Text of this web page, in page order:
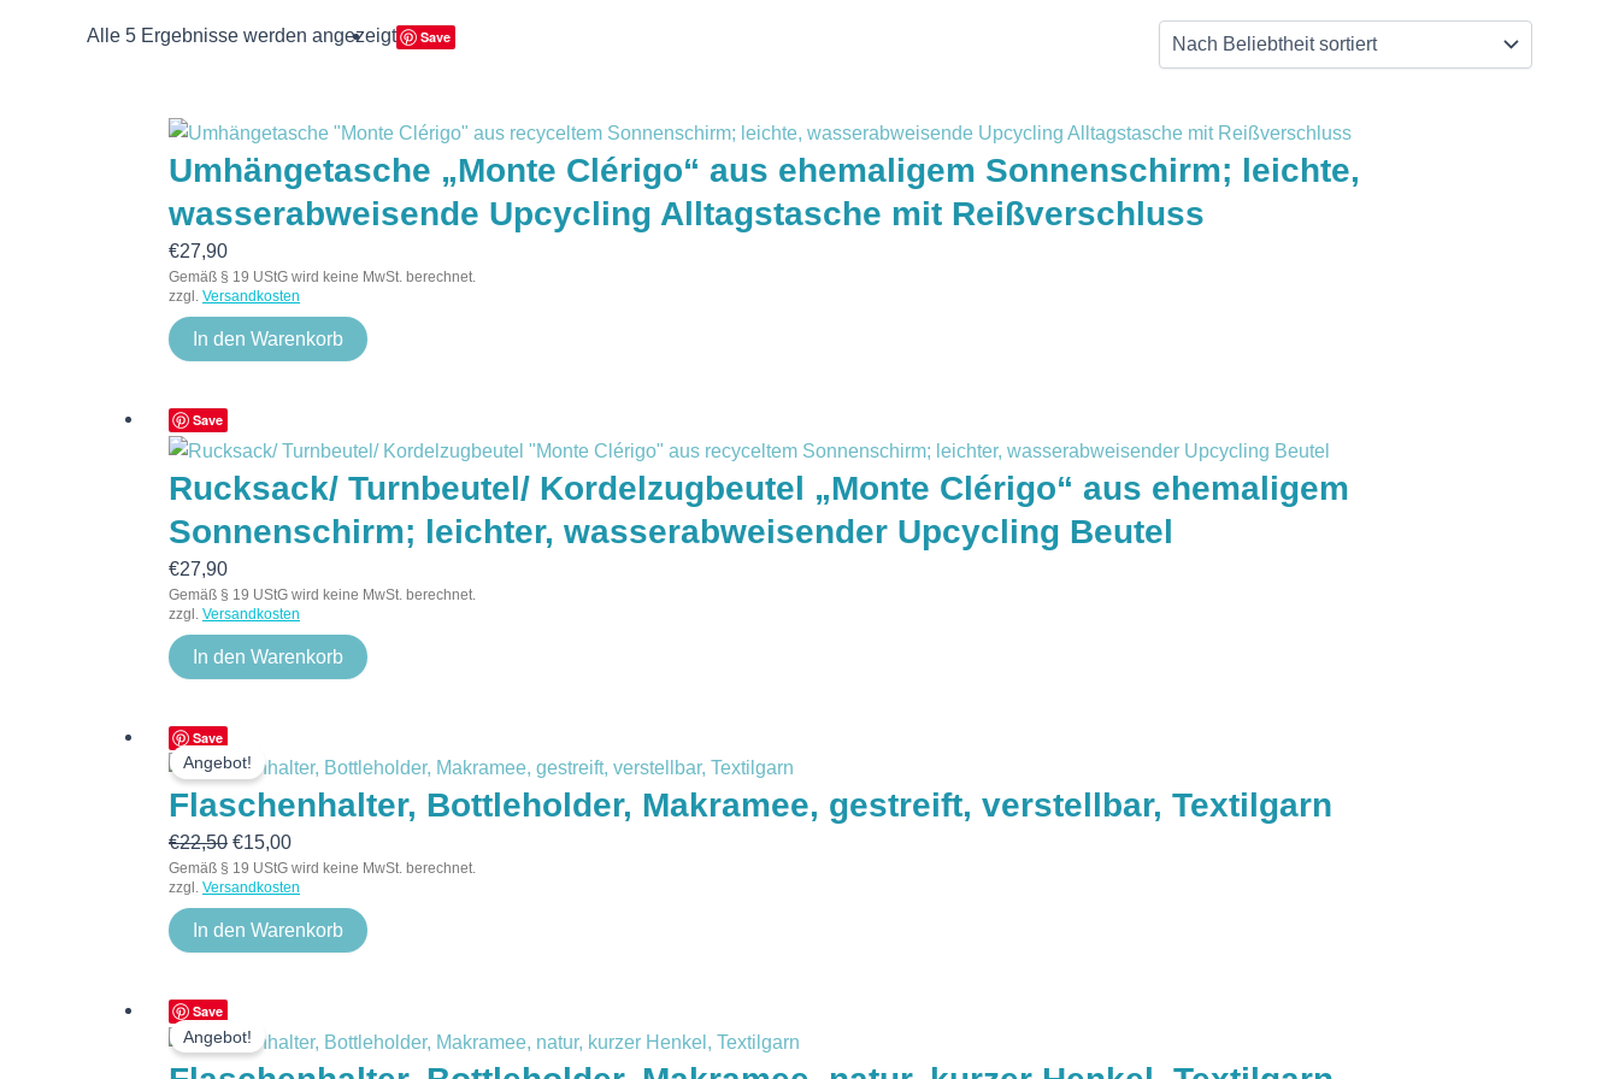
Alle 5 Ergebnisse werden angezeigt Save
Umhängetasche „Monte Clérigo“ aus ehemaligem Sonnenschirm; leichte,
wasserabweisende Upcycling Alltagstasche mit Reißverschluss
€27,90
Gemäß § 19 UStG wird keine MwSt. berechnet.
zzgl. Versandkosten
In den Warenkorb
Save
Rucksack/ Turnbeutel/ Kordelzugbeutel „Monte Clérigo“ aus ehemaligem
Sonnenschirm; leichter, wasserabweisender Upcycling Beutel
€27,90
Gemäß § 19 UStG wird keine MwSt. berechnet.
zzgl. Versandkosten
In den Warenkorb
Save
Angebot!
Flaschenhalter, Bottleholder, Makramee, gestreift, verstellbar, Textilgarn
€22,50
Preis
war:
€15,00
Preis
ist:
Gemäß § 19 UStG wird keine MwSt. berechnet.
zzgl. Versandkosten
In den Warenkorb
Save
Angebot!Preis
war:
Preis
ist: